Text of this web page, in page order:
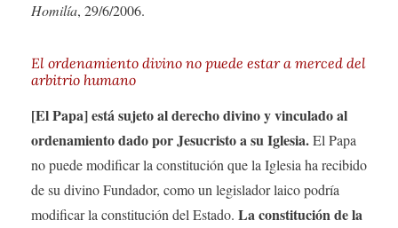
Homilía, 29/6/2006.
El ordenamiento divino no puede estar a merced del
arbitrio humano
[El Papa] está sujeto al derecho divino y vinculado al
ordenamiento dado por Jesucristo a su Iglesia.El Papa
no puede modificar la constitución que la Iglesia ha recibido
de su divino Fundador, como un legislador laico podría
modificar la constitución del Estado. La constitución de la